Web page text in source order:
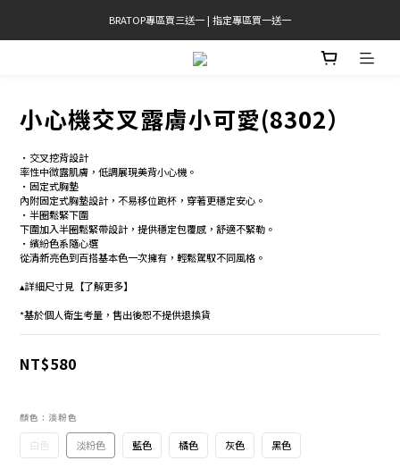
官網限定! 滿千免運(僅限台灣本島)
BRATOP專區買三送一 | 指定專區買一送一
官網限定! 滿千免運(僅限台灣本島)
小心機交叉露膚小可愛(8302）
•交叉挖背設計
率性中微露肌膚，低調展現美背小心機。
•固定式胸墊
內附固定式胸墊設計，不易移位跑杯，穿著更穩定安心。
•半圈鬆緊下圍
下圍加入半圈鬆緊帶設計，提供穩定包覆感，舒適不緊勒。
•繽紛色系隨心選
從清新亮色到百搭基本色一次擁有，輕鬆駕馭不同風格。
▴詳細尺寸見【了解更多】
*基於個人衛生考量，售出後恕不提供退換貨
NT$580
顏色 : 淡粉色
白色 淡粉色 藍色 橘色 灰色 黑色